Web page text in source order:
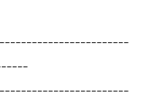
-----------------